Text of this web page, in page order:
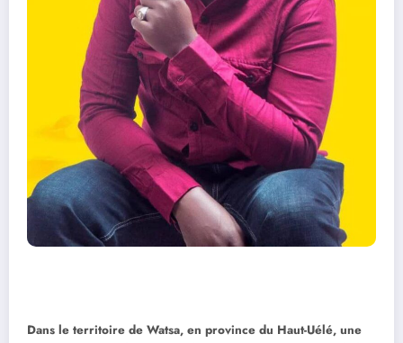
Dans le territoire de Watsa, en province du Haut-Uélé, une